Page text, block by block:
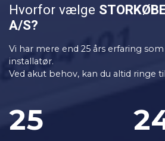
Hvorfor vælge
A/S?
Vi har mere end 25 års erfaring
installatør.
Ved akut behov, kan du altid ringe
25